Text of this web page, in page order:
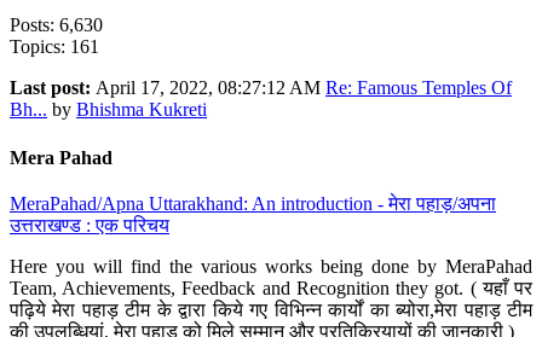
Posts: 6,630
Topics: 161
Last post: April 17, 2022, 08:27:12 AM Re: Famous Temples Of
Bh... by Bhishma Kukreti
Mera Pahad
MeraPahad/Apna Uttarakhand: An introduction - मेरा पहाड़/अपना
उत्तराखण्ड : एक परिचय
Here you will find the various works being done by MeraPahad
Team, Achievements, Feedback and Recognition they got. ( यहाँ पर
पढ़िये मेरा पहाड़ टीम के द्वारा किये गए विभिन्न कार्यों का ब्योरा,मेरा पहाड़ टीम
की उपलब्धियां, मेरा पहाड़ को मिले सम्मान और प्रतिक्रियायों की जानकारी )